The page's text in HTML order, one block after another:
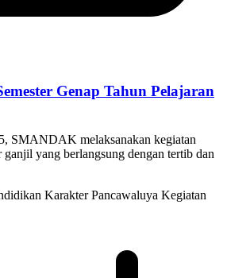
Genap Tahun Pelajaran
SMANDAK melaksanakan kegiatan
ganjil yang berlangsung dengan tertib dan
Kegiatan